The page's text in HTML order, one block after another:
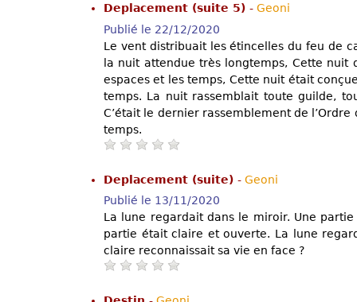
Deplacement (suite 5) - Geoni
Publié le 22/12/2020
Le vent distribuait les étincelles du feu de
la nuit attendue très longtemps, Cette
espaces et les temps, Cette nuit était
temps. La nuit rassemblait toute guilde,
C’était le dernier rassemblement de
temps.
Deplacement (suite) - Geoni
Publié le 13/11/2020
La lune regardait dans le miroir. Une
partie était claire et ouverte. La lune
claire reconnaissait sa vie en face ?